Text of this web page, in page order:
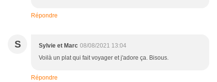
Répondre
S Sylvie et Marc 08/08/2021 13:04
Voilà un plat qui fait voyager et j'adore ça. Bisous.
Répondre